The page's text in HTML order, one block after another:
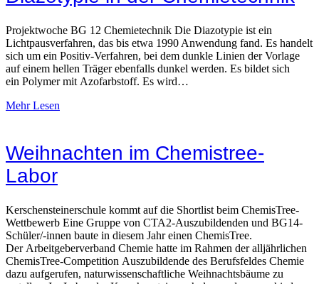
Projektwoche BG 12 Chemietechnik Die Diazotypie ist ein
Lichtpausverfahren, das bis etwa 1990 Anwendung fand. Es handelt
sich um ein Positiv-Verfahren, bei dem dunkle Linien der Vorlage
auf einem hellen Träger ebenfalls dunkel werden. Es bildet sich
ein Polymer mit Azofarbstoff. Es wird…
Mehr Lesen
Weihnachten im Chemistree-
Labor
Kerschensteinerschule kommt auf die Shortlist beim ChemisTree-
Wettbewerb Eine Gruppe von CTA2-Auszubildenden und BG14-
Schüler/-innen baute in diesem Jahr einen ChemisTree.
Der Arbeitgeberverband Chemie hatte im Rahmen der alljährlichen
ChemisTree-Competition Auszubildende des Berufsfeldes Chemie
dazu aufgerufen, naturwissenschaftliche Weihnachtsbäume zu